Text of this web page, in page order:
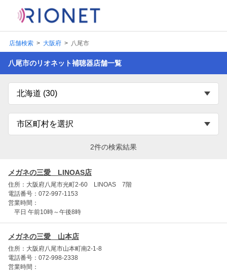
店舗検索 大阪府 八尾市
八尾市のリオネット補聴器店舗一覧
2件の検索結果
メガネの三愛 LINOAS店
住所：大阪府八尾市光町2-60 LINOAS 7階
電話番号：072-997-1153
営業時間：
平日 午前10時～午後8時
メガネの三愛 山本店
住所：大阪府八尾市山本町南2-1-8
電話番号：072-998-2338
営業時間：